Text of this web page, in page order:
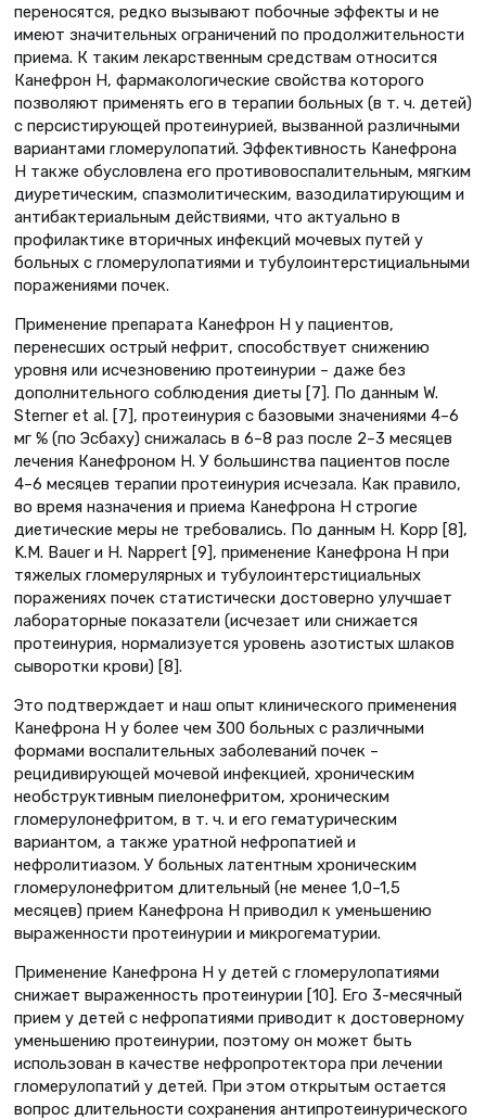
переносятся, редко вызывают побочные эффекты и не
имеют значительных ограничений по продолжительности
приема. К таким лекарственным средствам отно­сится
Канефрон Н, фармакологические свойства которого
позволяют применять его в терапии больных (в т. ч. детей)
с персистирующей протеинурией, вызванной различными
вариантами гломерулопатий. Эффективность Канефрона
Н также обусловлена его противовоспалительным, мягким
диуретическим, спазмолитическим, вазодилатирующим и
антибактериальным действиями, что актуально в
профилактике вторичных инфекций мочевых путей у
больных с гломерулопатиями и тубулоинтерстициальными
поражениями почек.
Применение препарата Канефрон Н у пациентов,
перенесших острый нефрит, способствует снижению
уровня или исчезновению протеинурии – даже без
дополнительного соблюдения диеты [7]. По данным W.
Sterner et al. [7], протеинурия с базовыми значениями 4–6
мг % (по Эсбаху) снижалась в 6–8 раз после 2–3 месяцев
лечения Канефроном Н. У большинства пациентов после
4–6 месяцев терапии протеинурия исчезала. Как правило,
во время назначения и приема Канефрона Н стро­гие
диетические меры не требовались. По данным H. Kopp [8],
K.M. Bauer и H. Nappert [9], применение Канефрона Н при
тяжелых гломерулярных и тубулоинтерстициальных
поражениях почек статистически достоверно улучшает
лабораторные показатели (исчезает или снижается
протеинурия, нормализуется уровень азотистых шлаков
сыворотки крови) [8].
Это подтверждает и наш опыт клинического применения
Канефрона Н у более чем 300 больных с различными
формами воспалительных заболеваний почек –
рецидивирующей мочевой инфекцией, хроническим
необструктивным пиелонефритом, хроническим
гломерулонефритом, в т. ч. и его гематурическим
вариантом, а также уратной нефропатией и
нефролитиазом. У больных латентным хроническим
гломерулонефритом длительный (не менее 1,0–1,5
месяцев) прием Канефрона Н приводил к уменьшению
выраженности протеинурии и микрогематурии.
Применение Канефрона Н у детей с гломерулопатиями
снижает выраженность протеинурии [10]. Его 3-месячный
прием у детей с нефропатиями приводит к достоверному
уменьшению протеинурии, поэтому он может быть
использован в качестве нефропротектора при лечении
гломерулопатий у детей. При этом открытым остается
вопрос длительности сохранения антипротеинурического